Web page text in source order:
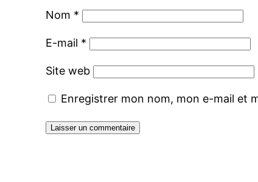
Nom *
E-mail *
Site web
Enregistrer mon nom, mon e-mail et